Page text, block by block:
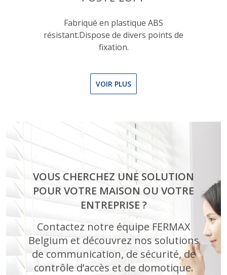
Fabriqué en plastique ABS
résistant.Dispose de divers points de
fixation.
VOIR PLUS
VOUS CHERCHEZ UNE SOLUTION
POUR VOTRE MAISON OU VOTRE
ENTREPRISE ?
Contactez notre équipe FERMAX
Belgium et découvrez nos solutions
de communication, de sécurité, de
contrôle d’accès et de domotique.